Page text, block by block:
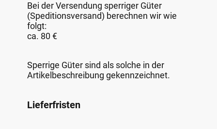
Bei der Versendung sperriger Güter
(Speditionsversand) berechnen wir wie
folgt:
ca. 80 €
Sperrige Güter sind als solche in der
Artikelbeschreibung gekennzeichnet.
Lieferfristen